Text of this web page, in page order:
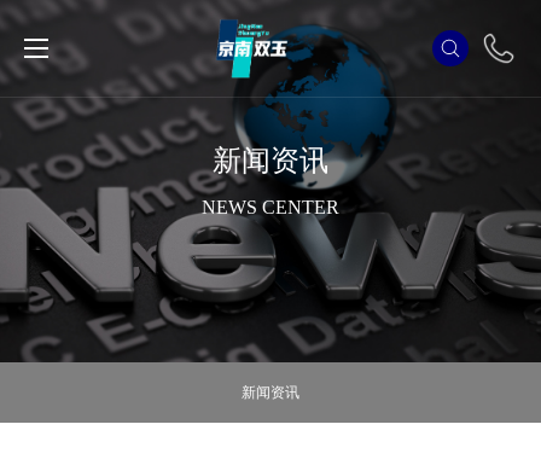
新闻资讯
NEWS CENTER
新闻资讯